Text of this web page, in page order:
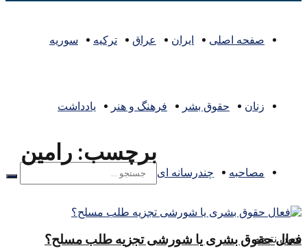
صفحه اصلی ایران عراق ترکیه سوریه
زنان حقوق بشر فرهنگ و هنر یادداشت
مصاحبه چندرسانه ای
بدون نتیجه
برچسب: رامين
فعال حقوق بشری یا شورشی تجزیه طلب مسلح؟